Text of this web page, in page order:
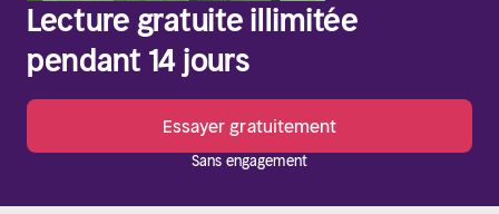
Lecture gratuite illimitée
pendant 14 jours
Essayer gratuitement
Sans engagement